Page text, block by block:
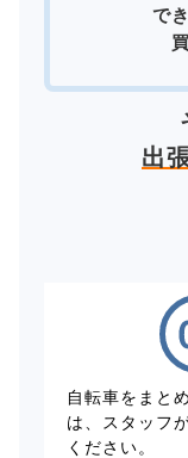
で
出
自転車をまと
は、スタッフ
ください。